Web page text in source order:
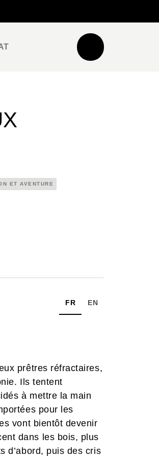
ET AVENTURE
FR EN
prêtres réfractaires,
Ils tentent
à mettre la main
pour les
vont bientôt devenir
dans les bois, plus
d’abord, puis des cris